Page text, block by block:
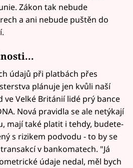
Zákon tak nebude
a ani nebude puštěn do
údajů při platbách přes
plánuje jen kvůli naší
ve Velké Británií lidé prý bance
Nová pravidla se ale netýkají
mají také platit i tehdy, budete-
s rizikem podvodu - to by se
v bankomatech. "Já
údaje nedal, měl bych